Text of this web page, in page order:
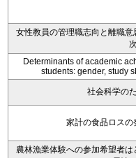
女性教員の管理職志向と離職
Determinants of academic
students: gender, study
社会科学の
家計の食品ロス
農林漁業体験への参加希望者